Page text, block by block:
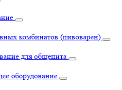
комбинатов (пивоварен)
для общепита
оборудование